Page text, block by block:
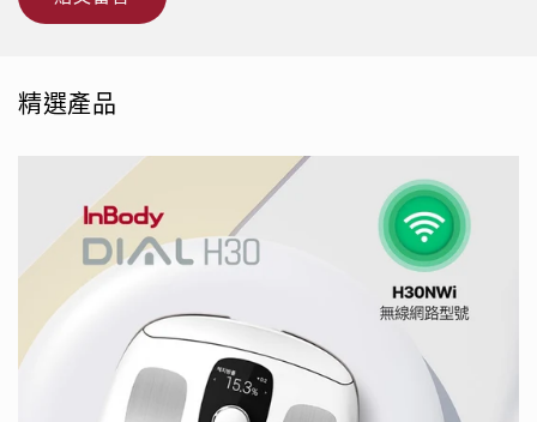
精選產品